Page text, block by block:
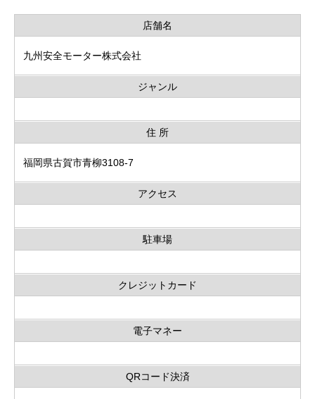
店舗名
九州安全モーター株式会社
ジャンル
住 所
福岡県古賀市青柳3108-7
アクセス
駐車場
クレジットカード
電子マネー
QRコード決済